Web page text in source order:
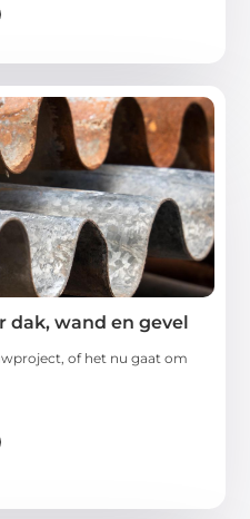
dak, wand en gevel
of het nu gaat om